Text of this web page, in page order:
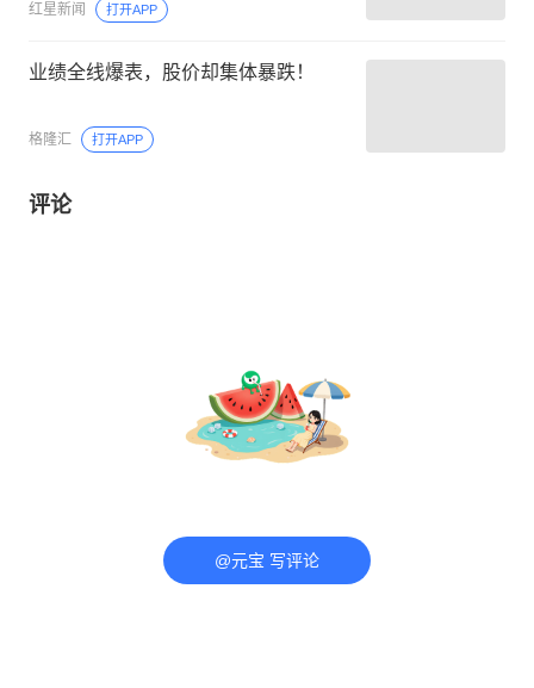
红星新闻 打开APP
业绩全线爆表，股价却集体暴跌！
格隆汇 打开APP
评论
@元宝 写评论